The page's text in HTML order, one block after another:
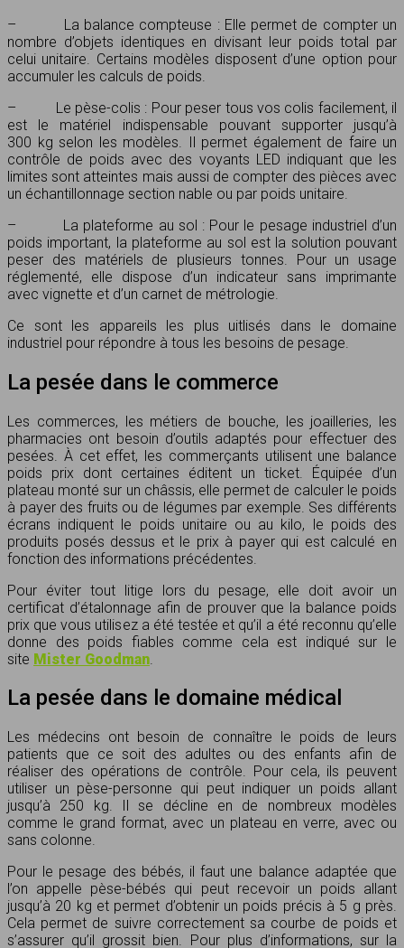
– La balance compteuse : Elle permet de compter un
nombre d’objets identiques en divisant leur poids total par
celui unitaire. Certains modèles disposent d’une option pour
accumuler les calculs de poids.
– Le pèse-colis : Pour peser tous vos colis facilement, il
est le matériel indispensable pouvant supporter jusqu’à
300 kg selon les modèles. Il permet également de faire un
contrôle de poids avec des voyants LED indiquant que les
limites sont atteintes mais aussi de compter des pièces avec
un échantillonnage section nable ou par poids unitaire.
– La plateforme au sol : Pour le pesage industriel d’un
poids important, la plateforme au sol est la solution pouvant
peser des matériels de plusieurs tonnes. Pour un usage
réglementé, elle dispose d’un indicateur sans imprimante
avec vignette et d’un carnet de métrologie.
Ce sont les appareils les plus uitlisés dans le domaine
industriel pour répondre à tous les besoins de pesage.
La pesée dans le commerce
Les commerces, les métiers de bouche, les joailleries, les
pharmacies ont besoin d’outils adaptés pour effectuer des
pesées. À cet effet, les commerçants utilisent une balance
poids prix dont certaines éditent un ticket. Équipée d’un
plateau monté sur un châssis, elle permet de calculer le poids
à payer des fruits ou de légumes par exemple. Ses différents
écrans indiquent le poids unitaire ou au kilo, le poids des
produits posés dessus et le prix à payer qui est calculé en
fonction des informations précédentes.
Pour éviter tout litige lors du pesage, elle doit avoir un
certificat d’étalonnage afin de prouver que la balance poids
prix que vous utilisez a été testée et qu’il a été reconnu qu’elle
donne des poids fiables comme cela est indiqué sur le
site Mister Goodman
La pesée dans le domaine médical
Les médecins ont besoin de connaître le poids de leurs
patients que ce soit des adultes ou des enfants afin de
réaliser des opérations de contrôle. Pour cela, ils peuvent
utiliser un pèse-personne qui peut indiquer un poids allant
jusqu’à 250 kg. Il se décline en de nombreux modèles
comme le grand format, avec un plateau en verre, avec ou
sans colonne.
Pour le pesage des bébés, il faut une balance adaptée que
l’on appelle pèse-bébés qui peut recevoir un poids allant
jusqu’à 20 kg et permet d’obtenir un poids précis à 5 g près.
Cela permet de suivre correctement sa courbe de poids et
s’assurer qu’il grossit bien. Pour plus d’informations, sur la